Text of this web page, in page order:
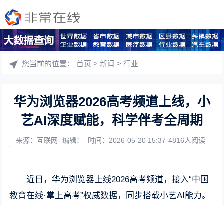
您当前的位置：首页 >新闻 >行业
华为浏览器2026高考频道上线，小
艺AI深度赋能，科学伴考全周期
来源：互联网 编辑： 时间：2026-05-20 15:37 4816人阅读
近日，华为浏览器上线2026高考频道，接入“中国
教育在线·掌上高考”权威数据，同步搭载小艺AI能力。